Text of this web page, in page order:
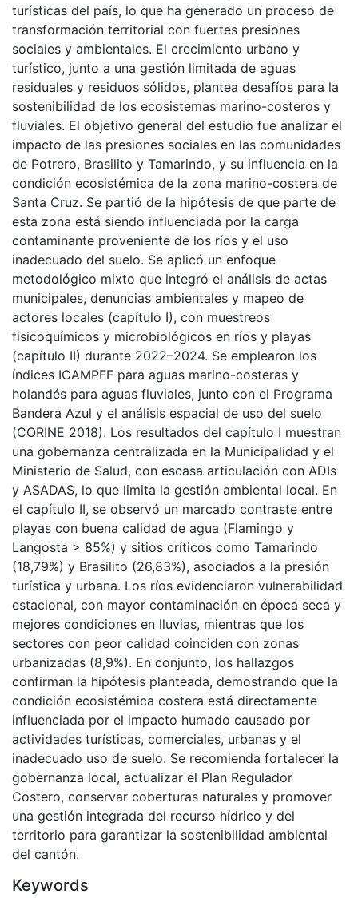
turísticas del país, lo que ha generado un proceso de
transformación territorial con fuertes presiones
sociales y ambientales. El crecimiento urbano y
turístico, junto a una gestión limitada de aguas
residuales y residuos sólidos, plantea desafíos para la
sostenibilidad de los ecosistemas marino-costeros y
fluviales. El objetivo general del estudio fue analizar el
impacto de las presiones sociales en las comunidades
de Potrero, Brasilito y Tamarindo, y su influencia en la
condición ecosistémica de la zona marino-costera de
Santa Cruz. Se partió de la hipótesis de que parte de
esta zona está siendo influenciada por la carga
contaminante proveniente de los ríos y el uso
inadecuado del suelo. Se aplicó un enfoque
metodológico mixto que integró el análisis de actas
municipales, denuncias ambientales y mapeo de
actores locales (capítulo I), con muestreos
fisicoquímicos y microbiológicos en ríos y playas
(capítulo II) durante 2022–2024. Se emplearon los
índices ICAMPFF para aguas marino-costeras y
holandés para aguas fluviales, junto con el Programa
Bandera Azul y el análisis espacial de uso del suelo
(CORINE 2018). Los resultados del capítulo I muestran
una gobernanza centralizada en la Municipalidad y el
Ministerio de Salud, con escasa articulación con ADIs
y ASADAS, lo que limita la gestión ambiental local. En
el capítulo II, se observó un marcado contraste entre
playas con buena calidad de agua (Flamingo y
Langosta > 85%) y sitios críticos como Tamarindo
(18,79%) y Brasilito (26,83%), asociados a la presión
turística y urbana. Los ríos evidenciaron vulnerabilidad
estacional, con mayor contaminación en época seca y
mejores condiciones en lluvias, mientras que los
sectores con peor calidad coinciden con zonas
urbanizadas (8,9%). En conjunto, los hallazgos
confirman la hipótesis planteada, demostrando que la
condición ecosistémica costera está directamente
influenciada por el impacto humado causado por
actividades turísticas, comerciales, urbanas y el
inadecuado uso de suelo. Se recomienda fortalecer la
gobernanza local, actualizar el Plan Regulador
Costero, conservar coberturas naturales y promover
una gestión integrada del recurso hídrico y del
territorio para garantizar la sostenibilidad ambiental
del cantón.
Keywords